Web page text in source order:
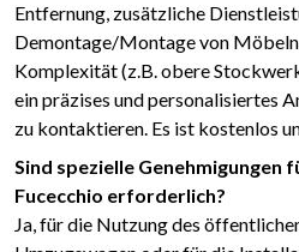
Entfernung, zusätzliche
Demontage/Montage von
Komplexität (z.B. obere
ein präzises und personalisiertes
zu kontaktieren. Es ist kostenlos
Sind spezielle Genehmigungen
Fucecchio erforderlich?
Ja, für die Nutzung des